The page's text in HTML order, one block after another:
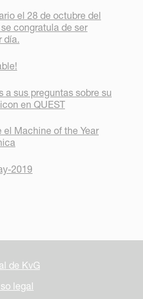
el 28 de octubre del
congratula de ser
día.
a sus preguntas sobre su
en QUEST
el Machine of the Year
2019
de KvG
legal